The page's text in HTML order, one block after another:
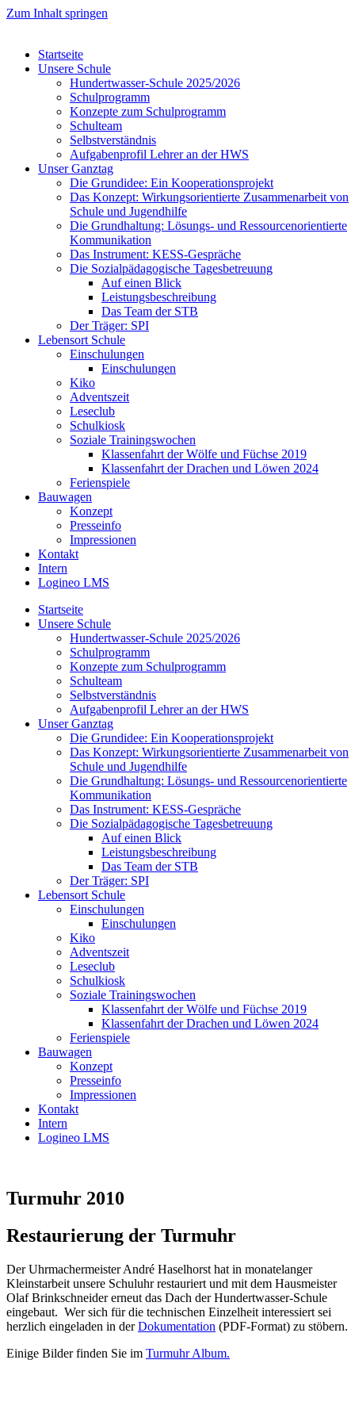
Zum Inhalt springen
Startseite
Unsere Schule
Hundertwasser-Schule 2025/2026
Schulprogramm
Konzepte zum Schulprogramm
Schulteam
Selbst­ver­ständ­nis
Aufgabenprofil Lehrer an der HWS
Unser Ganztag
Die Grundidee: Ein Kooperationsprojekt
Das Konzept: Wirkungsorientierte Zusammenarbeit von
Schule und Jugendhilfe
Die Grundhaltung: Lösungs- und Ressourcenorientierte
Kommunikation
Das Instrument: KESS-Gespräche
Die Sozialpädagogische Tagesbetreuung
Auf einen Blick
Leistungsbeschreibung
Das Team der STB
Der Träger: SPI
Lebensort Schule
Einschulungen
Einschulungen
Kiko
Adventszeit
Leseclub
Schulkiosk
Soziale Trainingswochen
Klassenfahrt der Wölfe und Füchse 2019
Klassenfahrt der Drachen und Löwen 2024
Ferienspiele
Bauwagen
Konzept
Presseinfo
Impressionen
Kontakt
Intern
Logineo LMS
Startseite
Unsere Schule
Hundertwasser-Schule 2025/2026
Schulprogramm
Konzepte zum Schulprogramm
Schulteam
Selbst­ver­ständ­nis
Aufgabenprofil Lehrer an der HWS
Unser Ganztag
Die Grundidee: Ein Kooperationsprojekt
Das Konzept: Wirkungsorientierte Zusammenarbeit von
Schule und Jugendhilfe
Die Grundhaltung: Lösungs- und Ressourcenorientierte
Kommunikation
Das Instrument: KESS-Gespräche
Die Sozialpädagogische Tagesbetreuung
Auf einen Blick
Leistungsbeschreibung
Das Team der STB
Der Träger: SPI
Lebensort Schule
Einschulungen
Einschulungen
Kiko
Adventszeit
Leseclub
Schulkiosk
Soziale Trainingswochen
Klassenfahrt der Wölfe und Füchse 2019
Klassenfahrt der Drachen und Löwen 2024
Ferienspiele
Bauwagen
Konzept
Presseinfo
Impressionen
Kontakt
Intern
Logineo LMS
Turmuhr 2010
Restaurierung der Turmuhr
Der Uhrmachermeister André Haselhorst hat in monatelanger
Kleinstarbeit unsere Schuluhr restauriert und mit dem Hausmeister
Olaf Brinkschneider erneut das Dach der Hundertwasser-Schule
eingebaut. Wer sich für die technischen Einzelheit interessiert sei
herzlich eingeladen in derDokumentation (PDF-Format) zu stöbern.
Einige Bilder finden Sie im Turmuhr Album.